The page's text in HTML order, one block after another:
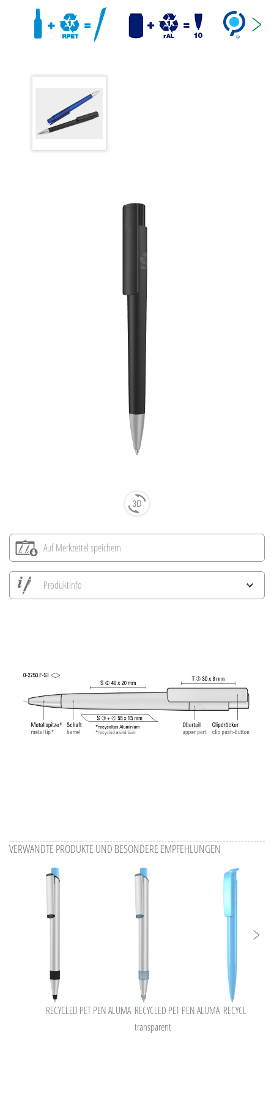
Wolfram-Karbid-Kugel (1,0 mm). Schreibleistung: ca.
4.500 m. Deutsche Schreibpaste nach ISO-Norm. Die
uma Tech Refill 1.0 vermittelt ein angenehmes und
Auf Merkzettel speichern
Produktinfo
VERWANDTE PRODUKTE UND BESONDERE EMPFEHLUNGEN
RECYCLED PET PEN ALUMA RECYCLED PET PEN ALUMA
transparent
RECYCLED PET